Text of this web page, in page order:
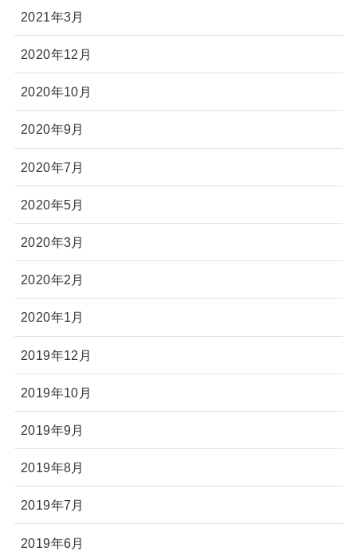
2021年3月
2020年12月
2020年10月
2020年9月
2020年7月
2020年5月
2020年3月
2020年2月
2020年1月
2019年12月
2019年10月
2019年9月
2019年8月
2019年7月
2019年6月